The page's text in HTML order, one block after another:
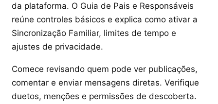
da plataforma. O Guia de Pais e Responsáveis
reúne controles básicos e explica como ativar a
Sincronização Familiar, limites de tempo e
ajustes de privacidade.
Comece revisando quem pode ver publicações,
comentar e enviar mensagens diretas. Verifique
duetos, menções e permissões de descoberta.